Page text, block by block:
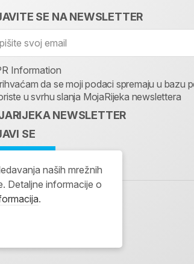
SE NA NEWSLETTER
Information
da se moji podaci spremaju u bazu
u svrhu slanja MojaRijeka newslettera
NEWSLETTER
SE
naših mrežnih
Detaljne informacije o
.